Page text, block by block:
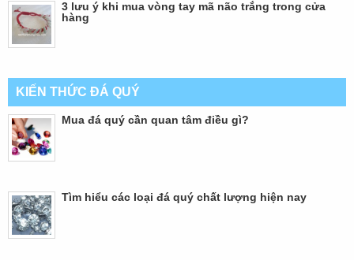
3 lưu ý khi mua vòng tay mã não trắng trong cửa
hàng
KIẾN THỨC ĐÁ QUÝ
Mua đá quý cần quan tâm điều gì?
Tìm hiểu các loại đá quý chất lượng hiện nay